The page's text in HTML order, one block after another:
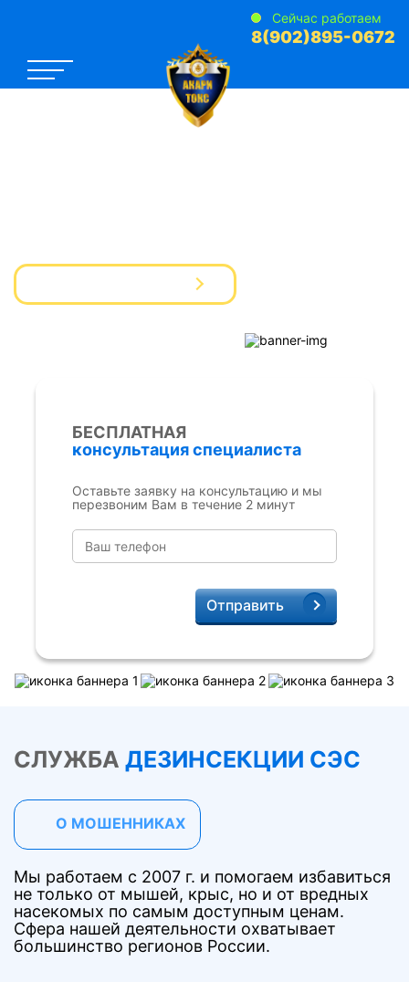
Сейчас работаем
8(902)895-0672
БЕСПЛАТНАЯ
консультация специалиста
Оставьте заявку на консультацию и мы
перезвоним Вам в течение 2 минут
Отправить
СЛУЖБА ДЕЗИНСЕКЦИИ СЭС
О МОШЕННИКАХ
Мы работаем с 2007 г. и помогаем избавиться
не только от мышей, крыс, но и от вредных
насекомых по самым доступным ценам.
Сфера нашей деятельности охватывает
большинство регионов России.